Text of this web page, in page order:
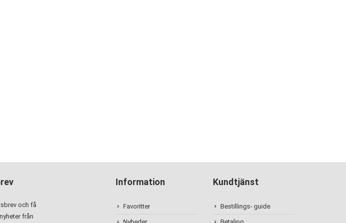
och få
från
Information
Favoritter
Kundtjänst
Bestillings- guide